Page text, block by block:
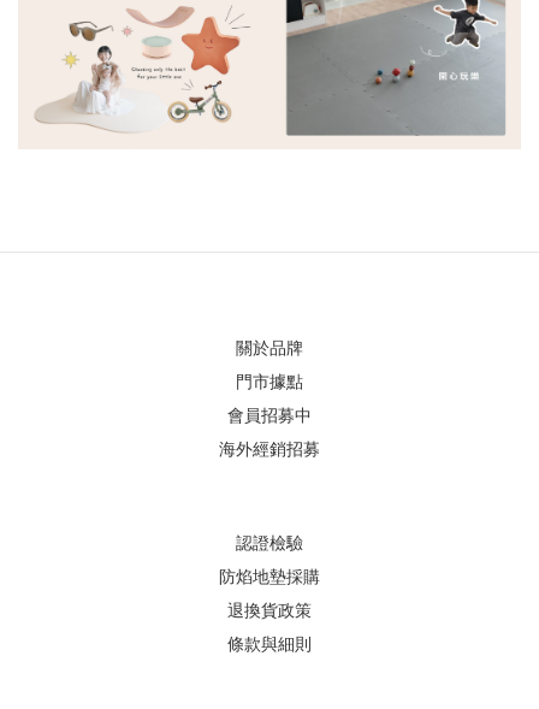
關於品牌
門市據點
會員招募中
海外經銷招募
認證檢驗
防焰地墊採購
退換貨政策
條款與細則